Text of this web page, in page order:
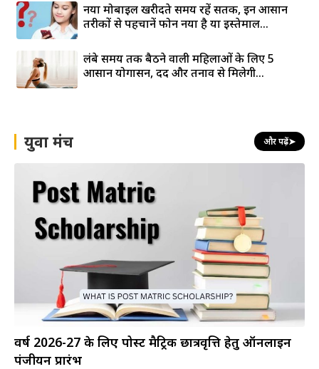
नया मोबाइल खरीदते समय रहें सतर्क, इन आसान
तरीकों से पहचानें फोन नया है या इस्तेमाल...
लंबे समय तक बैठने वाली महिलाओं के लिए 5
आसान योगासन, दर्द और तनाव से मिलेगी...
युवा मंच और पढ़ें➤
वर्ष 2026-27 के लिए पोस्ट मैट्रिक छात्रवृत्ति हेतु ऑनलाइन
पंजीयन प्रारंभ